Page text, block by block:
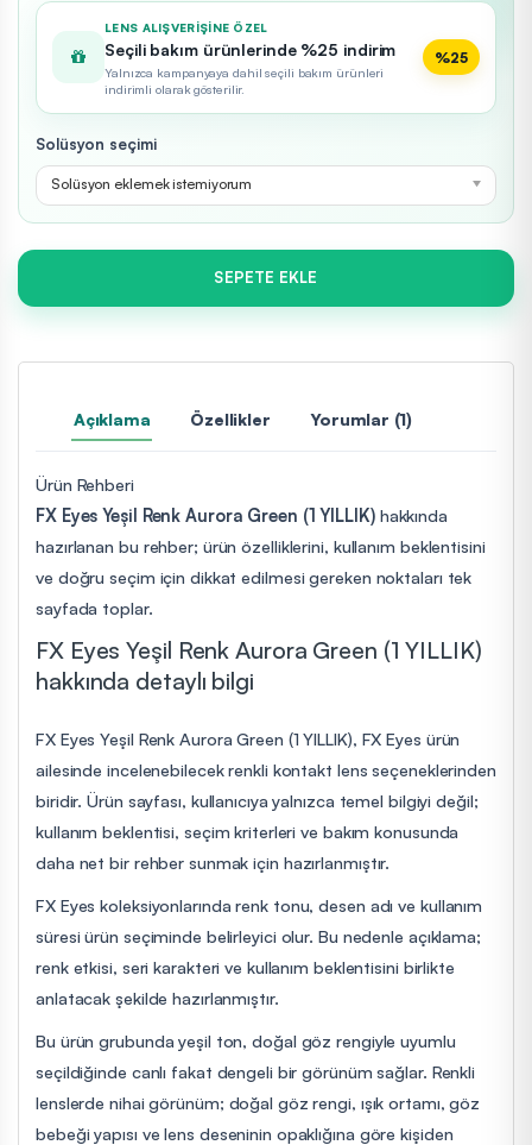
LENS ALIŞVERIŞINE ÖZEL
Seçili bakım ürünlerinde %25 indirim
Yalnızca kampanyaya dahil seçili bakım ürünleri
indirimli olarak gösterilir.
%25
Solüsyon seçimi
Solüsyon eklemek istemiyorum
SEPETE EKLE
Açıklama Özellikler Yorumlar (1)
Ürün Rehberi
FX Eyes Yeşil Renk Aurora Green (1 YILLIK)hakkında
hazırlanan bu rehber; ürün özelliklerini, kullanım beklentisini
ve doğru seçim için dikkat edilmesi gereken noktaları tek
sayfada toplar.
FX Eyes Yeşil Renk Aurora Green (1 YILLIK)
hakkında detaylı bilgi
FX Eyes Yeşil Renk Aurora Green (1 YILLIK), FX Eyes ürün
ailesinde incelenebilecek renkli kontakt lens seçeneklerinden
biridir. Ürün sayfası, kullanıcıya yalnızca temel bilgiyi değil;
kullanım beklentisi, seçim kriterleri ve bakım konusunda
daha net bir rehber sunmak için hazırlanmıştır.
FX Eyes koleksiyonlarında renk tonu, desen adı ve kullanım
süresi ürün seçiminde belirleyici olur. Bu nedenle açıklama;
renk etkisi, seri karakteri ve kullanım beklentisini birlikte
anlatacak şekilde hazırlanmıştır.
Bu ürün grubunda yeşil ton, doğal göz rengiyle uyumlu
seçildiğinde canlı fakat dengeli bir görünüm sağlar. Renkli
lenslerde nihai görünüm; doğal göz rengi, ışık ortamı, göz
bebeği yapısı ve lens deseninin opaklığına göre kişiden